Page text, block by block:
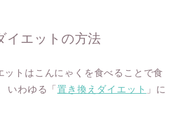
イエットの方法
ットはこんにゃくを食べることで食
いわゆる「置き換えダイエット 」に